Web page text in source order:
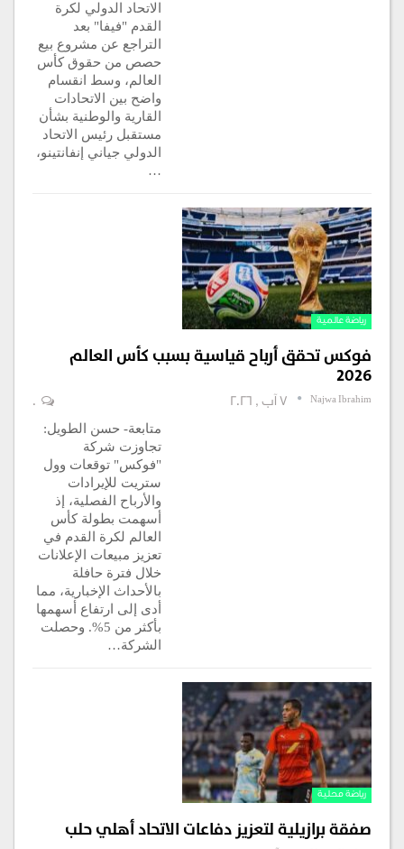
الاتحاد الدولي لكرة
القدم "فيفا" بعد
التراجع عن مشروع بيع
حصص من حقوق كأس
العالم، وسط انقسام
واضح بين الاتحادات
القارية والوطنية بشأن
مستقبل رئيس الاتحاد
الدولي جياني إنفانتينو،
…
رياضة عالمية
فوكس تحقق أرباح قياسية بسبب كأس العالم
2026
Najwa Ibrahim
0
متابعة- حسن الطويل:
تجاوزت شركة
"فوكس" توقعات وول
ستريت للإيرادات
والأرباح الفصلية، إذ
أسهمت بطولة كأس
العالم لكرة القدم في
تعزيز مبيعات الإعلانات
خلال فترة حافلة
بالأحداث الإخبارية، مما
أدى إلى ارتفاع أسهمها
بأكثر من 5%. وحصلت
الشركة…
رياضة محلية
صفقة برازيلية لتعزيز دفاعات الاتحاد أهلي حلب